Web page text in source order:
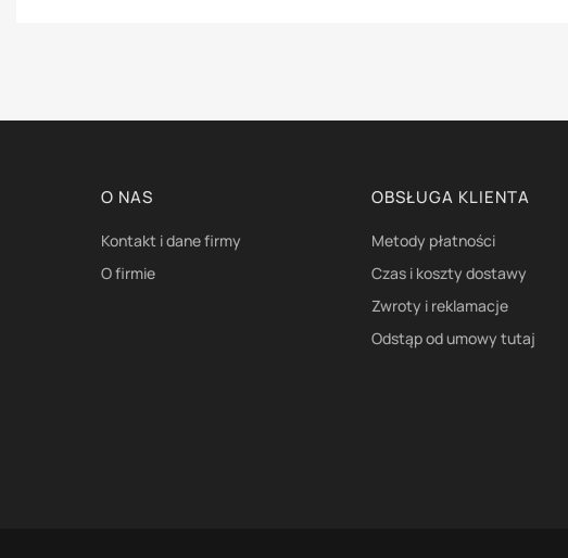
Linki w stopce
O NAS
Kontakt i dane firmy
O firmie
OBSŁUGA KLIENTA
Metody płatności
Czas i koszty dostawy
Zwroty i reklamacje
Odstąp od umowy tutaj